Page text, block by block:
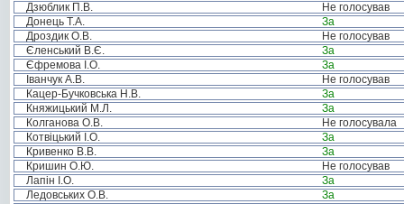
Дзюблик П.В.
Не голосував
Донець Т.А.
За
Дроздик О.В.
Не голосував
Єленський В.Є.
За
Єфремова І.О.
За
Іванчук А.В.
Не голосував
Кацер-Бучковська Н.В.
За
Княжицький М.Л.
За
Колганова О.В.
Не голосувала
Котвіцький І.О.
За
Кривенко В.В.
За
Кришин О.Ю.
Не голосував
Лапін І.О.
За
Ледовських О.В.
За